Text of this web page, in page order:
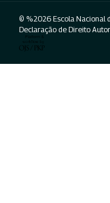
© %2026 Escola Nacional
Declaração de Direito